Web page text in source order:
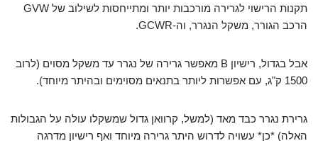
תקנות הרישוי לגרירה מורכבות יותר ומתייחסות לשילוב של GVW
הרכב הגורר, משקל הנגרר, וה-GCWR.
אבל בגדול, רישיון B מאפשר גרירה של נגרר עד משקל מסוים (לרוב
1500 ק"ג, עם אפשרות ליותר בתנאים מסוימים ובהיתר מיוחד).
גרירת נגרר כבד מאד (למשל, קרוואן גדול שמשקלו עולה על הגבולות
האלה) *כן* עשויה לדרוש היתר גרירה מיוחד ואף רישיון מדרגה